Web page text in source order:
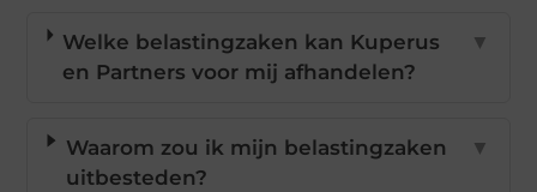
Welke belastingzaken kan Kuperus
en Partners voor mij afhandelen?
▼
Waarom zou ik mijn belastingzaken
uitbesteden?
▼